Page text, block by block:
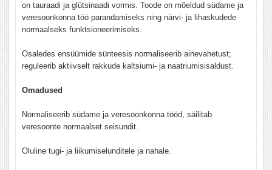
on tauraadi ja glütsinaadi vormis. Toode on mõeldud südame ja
veresoonkonna töö parandamiseks ning närvi- ja lihaskudede
normaalseks funktsioneerimiseks.
Osaledes ensüümide sünteesis normaliseerib ainevahetust;
reguleerib aktiivselt rakkude kaltsiumi- ja naatriumisisaldust.
Omadused
Normaliseerib südame ja veresoonkonna tööd, säilitab
veresoonte normaalset seisundit.
Oluline tugi- ja liikumiselunditele ja nahale.